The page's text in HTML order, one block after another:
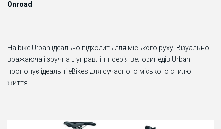
Onroad
Haibike Urban ідеально підходить для міського руху. Візуально
вражаюча і зручна в управлінні серія велосипедів Urban
пропонує ідеальні eBikes для сучасного міського стилю
життя.